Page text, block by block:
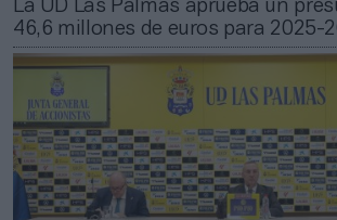
La UD Las Palmas aprueba un
46,6 millones de euros para 2025-